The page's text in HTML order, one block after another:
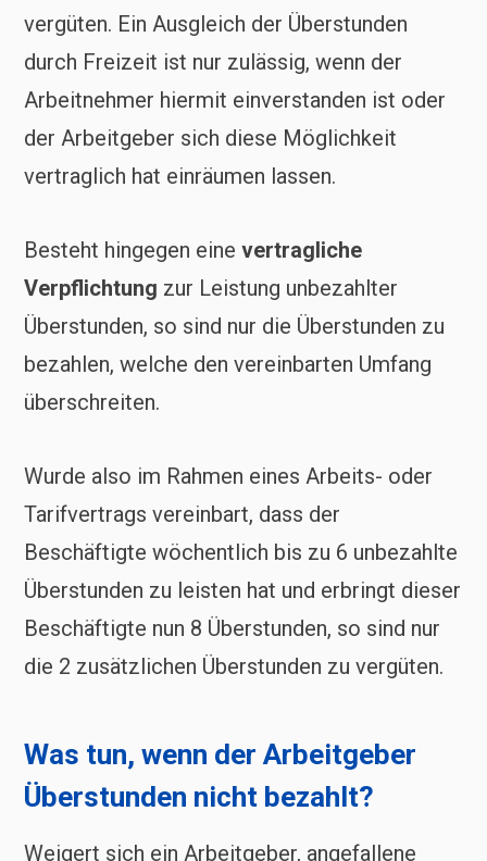
vergüten. Ein Ausgleich der Überstunden
durch Freizeit ist nur zulässig, wenn der
Arbeitnehmer hiermit einverstanden ist oder
der Arbeitgeber sich diese Möglichkeit
vertraglich hat einräumen lassen.
Besteht hingegen eine vertragliche
Verpflichtung zur Leistung unbezahlter
Überstunden, so sind nur die Überstunden zu
bezahlen, welche den vereinbarten Umfang
überschreiten.
Wurde also im Rahmen eines Arbeits- oder
Tarifvertrags vereinbart, dass der
Beschäftigte wöchentlich bis zu 6 unbezahlte
Überstunden zu leisten hat und erbringt dieser
Beschäftigte nun 8 Überstunden, so sind nur
die 2 zusätzlichen Überstunden zu vergüten.
Was tun, wenn der Arbeitgeber
Überstunden nicht bezahlt?
Weigert sich ein Arbeitgeber, angefallene